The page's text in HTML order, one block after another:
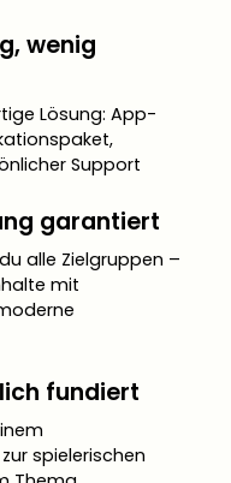
wenig
Lösung: App-
Support
garantiert
alle Zielgruppen –
mit
fundiert
spielerischen